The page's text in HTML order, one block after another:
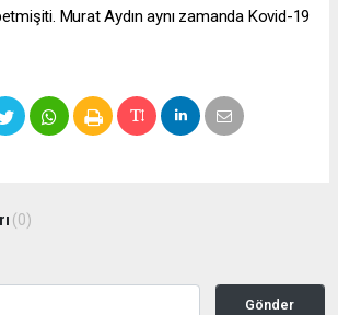
Murat Aydın aynı zamanda Kovid-19
(0)
Gönder